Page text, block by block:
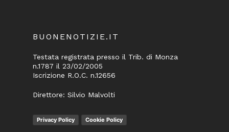
BUONENOTIZIE.IT
Testata registrata presso il Trib. di Monza
n.1787 il 23/02/2005
Iscrizione R.O.C. n.12656
Direttore: Silvio Malvolti
Privacy Policy Cookie Policy